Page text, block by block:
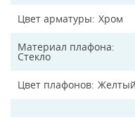
Цвет арматуры Хром
Материал плафона
Стекло
Цвет плафонов Желтый